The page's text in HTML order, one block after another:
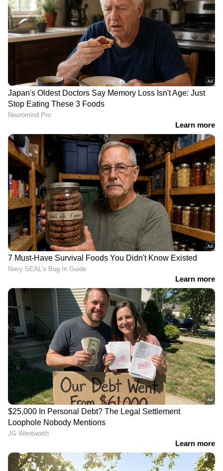
പിണറായി വിജയന്‍ ഉമ്മന്‍ ചാണ്ടിയോട്
വൈകിയ വേളയിലെങ്കിലും മാപ്പു പറയണം.
അക്ഷന്തവ്യമായ തെറ്റിന് പരിഹാരമായി ഉമ്മന്‍
ചാണ്ടിയുടെ പേര് വിഴിഞ്ഞം തുറമുഖ
പദ്ധതിക്കു നല്കുകയും വേണം. വിഴിഞ്ഞം
പദ്ധതിക്കുശേഷം രാജ്യത്ത് ഇതുവരെ
പുതിയൊരു തുറമുഖ പദ്ധതി ഉണ്ടായിട്ടില്ല.
വിഴിഞ്ഞം തീരദേശവാസികളുടെ ഇനിയും
പരിഹരിക്കാത്ത നിരവധി പ്രശ്‌നങ്ങള്‍ക്ക്
പരിഹാരം ഉണ്ടാക്കി സമവായത്തോടെ പദ്ധതി
നടപ്പാക്കണമെന്നും സുധാകരന്‍ ആവശ്യപ്പെട്ടു.